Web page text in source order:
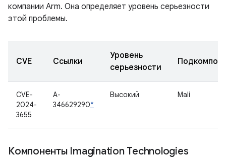
компании Arm. Она определяет уровень серьезности
этой проблемы.
CVE Ссылки
Уровень
серьезности
CVE-
2024-
3655
A-
346629290*
Высокий Mali
Компоненты Imagination Technologies